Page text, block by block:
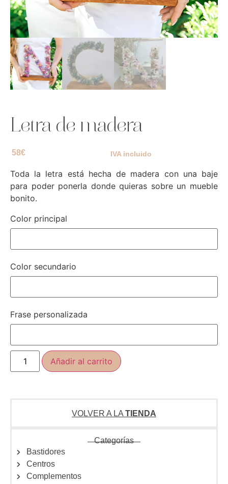
Letra de madera
58€ IVA incluido
Toda la letra está hecha de madera con una baje
para poder ponerla donde quieras sobre un mueble
bonito.
Color principal
Color secundario
Frase personalizada
Añadir al carrito
VOLVER A LA TIENDA
Categorías
Bastidores
Centros
Complementos